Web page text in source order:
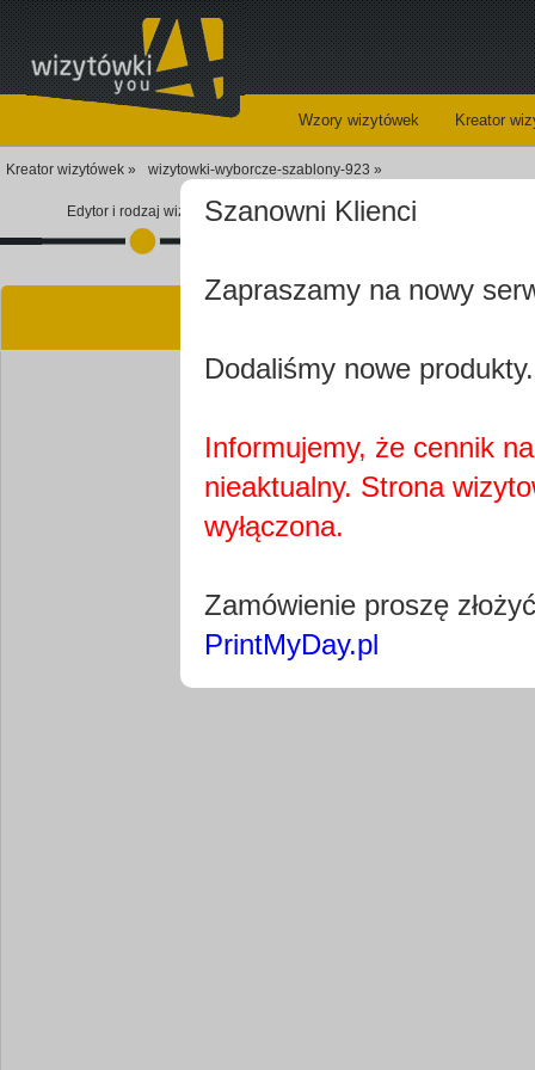
Wzory wizytówek Kreator
Kreator wizytówek » wizytowki-wyborcze-szablony-923 »
Edytor i rodzaj wizytówkiSzanowni Klienci
Zapraszamy na nowy
Dodaliśmy nowe
Informujemy, że cennik
nieaktualny. Strona
wyłączona.
Zamówienie proszę
PrintMyDay.pl